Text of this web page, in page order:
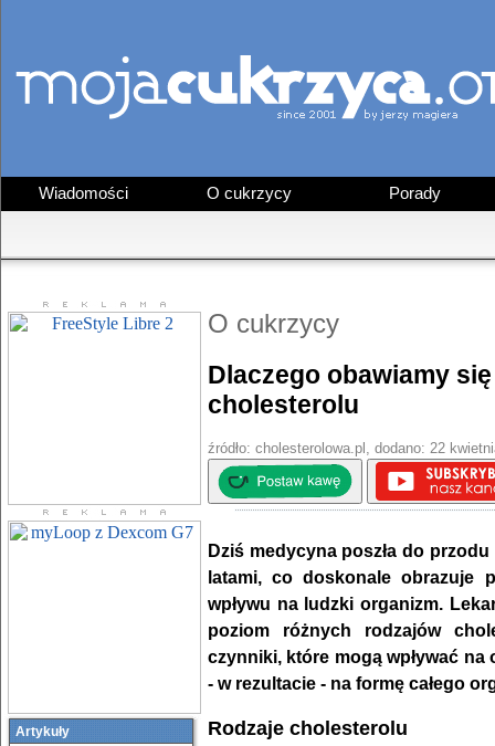
Wiadomości O cukrzycy Porady
Artykuły
O cukrzycy
Dlaczego obawiamy
cholesterolu
źródło: cholesterolowa.pl, dodano: 22
Dziś medycyna poszła do
latami, co doskonale obrazuje
wpływu na ludzki organizm.
poziom różnych rodzajów
czynniki, które mogą wpływać na
- w rezultacie - na formę całego
Rodzaje cholesterolu